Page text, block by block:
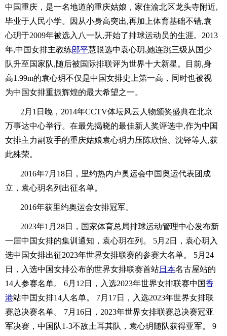
中国重庆，是一名地道的重庆姑娘，家住渝北区龙头寺附近,
毕业于人民小学。因从小身高突出,再加上体育基础不错,袁
心玥于2009年被选入八一队,开始了排球运动员的生涯。2013
年,中国女排主教练郎平慧眼选中袁心玥,她连跳三级从国少
队升至国家队,随后被国际排联评为世界十大新星。目前,身
高1.99m的袁心玥不仅是中国女排史上第一高，同时也被视
为中国女排重振辉煌的最大希望之一。
2月1日晚，2014年CCTV体坛风云人物颁奖盛典在北京
万事达中心举行。在最先揭晓的最佳新人奖评选中,作为中国
女排主力副攻手的重庆姑娘袁心玥力压陈欣怡、沈铎等人,获
此殊荣。
2016年7月18日，里约热内卢奥运会中国奥运代表团成
立，袁心玥名列出征名单。
2016年获里约奥运会女排冠军。
2023年1月28日，国家体育总局排球运动管理中心发布新
一届中国女排的集训通知，袁心玥在列。 5月2日，袁心玥入
选中国女排出征2023年世界女排联赛的参赛大名单。 5月24
日，入选中国女排公布的世界女排联赛首站日本名古屋站的
14人参赛名单。 6月12日，入选2023年世界女排联赛中国香
港站中国女排14人名单。 7月17日，入选2023年世界女排联
赛总决赛名单。 7月16日，2023年世界女排联赛总决赛冠亚
军决赛，中国队1-3不敌土耳其队，袁心玥随队获得亚军。 9